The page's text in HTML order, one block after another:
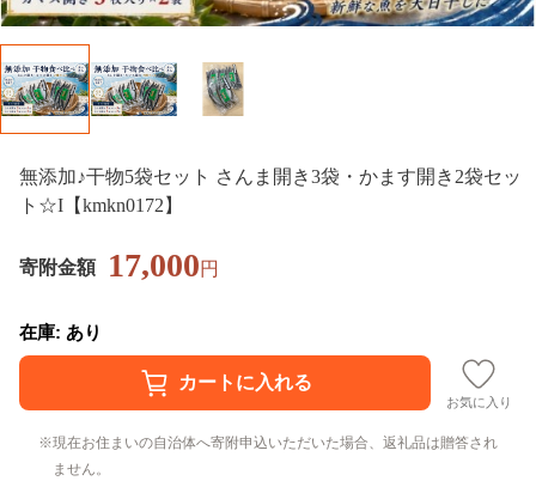
無添加♪干物5袋セット さんま開き3袋・かます開き2袋セッ
ト☆I【kmkn0172】
寄附金額 17,000円
在庫: あり
お気に入り
現在お住まいの自治体へ寄附申込いただいた場合、返礼品は贈答され
ません。